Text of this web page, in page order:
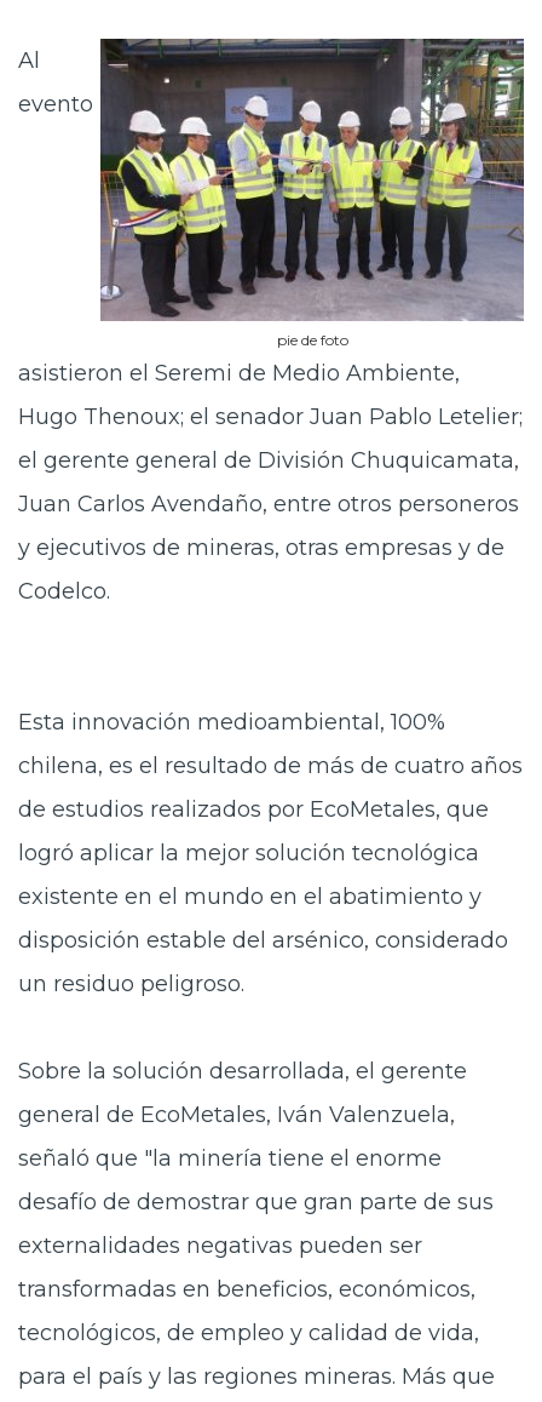
pie de foto
Al
evento
asistieron el Seremi de Medio Ambiente,
Hugo Thenoux; el senador Juan Pablo Letelier;
el gerente general de División Chuquicamata,
Juan Carlos Avendaño, entre otros personeros
y ejecutivos de mineras, otras empresas y de
Codelco.
Esta innovación medioambiental, 100%
chilena, es el resultado de más de cuatro años
de estudios realizados por EcoMetales, que
logró aplicar la mejor solución tecnológica
existente en el mundo en el abatimiento y
disposición estable del arsénico, considerado
un residuo peligroso.
Sobre la solución desarrollada, el gerente
general de EcoMetales, Iván Valenzuela,
señaló que "la minería tiene el enorme
desafío de demostrar que gran parte de sus
externalidades negativas pueden ser
transformadas en beneficios, económicos,
tecnológicos, de empleo y calidad de vida,
para el país y las regiones mineras. Más que